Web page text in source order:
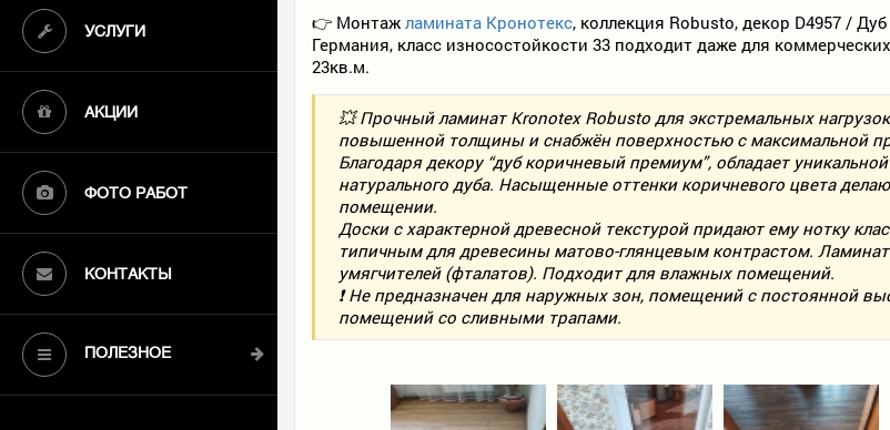
УСЛУГИ
АКЦИИ
ФОТО РАБОТ
КОНТАКТЫ
ПОЛЕЗНОЕ
👉 Монтаж ламината Кронотекс, коллекция Robusto, декор D4957 /
Германия, класс износостойкости 33 подходит даже для
23кв.м.
💥 Прочный ламинат Kronotex Robusto для экстремальных
повышенной толщины и снабжён поверхностью с максимальной
Благодаря декору “дуб коричневый премиум”, обладает
натурального дуба. Насыщенные оттенки коричневого цвета
помещении.
Доски с характерной древесной текстурой придают ему нотку
типичным для древесины матово-глянцевым контрастом.
умягчителей (фталатов). Подходит для влажных помещений.
❗ Не предназначен для наружных зон, помещений с постоянной
помещений со сливными трапами.